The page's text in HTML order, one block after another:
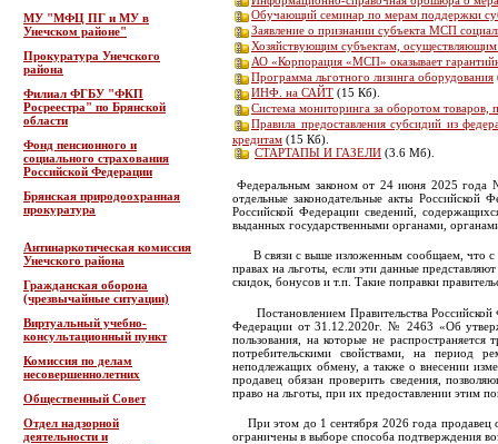
МУ "МФЦ ПГ и МУ в
Унечском районе"
Прокуратура Унечского
района
Филиал ФГБУ "ФКП
Росреестра" по Брянской
области
Фонд пенсионного и
социального страхования
Российской Федерации
Брянская природоохранная
прокуратура
Антинаркотическая комиссия
Унечского района
Гражданская оборона
(чрезвычайные ситуации)
Виртуальный учебно-
консультационный пункт
Комиссия по делам
несовершеннолетних
Общественный Совет
Отдел надзорной
деятельности и
Обучающий семинар по мерам поддержки
Заявление о признании субъекта МСП
Хозяйствующим субъектам,
АО «Корпорация «МСП» оказывает
Программа льготного лизинга оборудования
ИНФ. на САЙТ (15 Кб).
Система мониторинга за оборотом товаров,
Правила предоставления субсидий из
кредитам (15 Кб).
СТАРТАПЫ И ГАЗЕЛИ (3.6 Мб).
Федеральным законом от 24 июня 2025 года
отдельные законодательные акты
Российской Федерации сведений,
выданных государственными органами,
В связи с выше изложенным сообщаем, что с 1
правах на льготы, если эти данные
скидок, бонусов и т.п. Такие поправки
Постановлением Правительства Российской
Федерации от 31.12.2020г. № 2463 «Об
пользования, на которые не
потребительскими свойствами, на период
неподлежащих обмену, а также о внесении
продавец обязан проверить сведения,
право на льготы, при их предоставлении этим
При этом до 1 сентября 2026 года продавец
ограничены в выборе способа подтверждения